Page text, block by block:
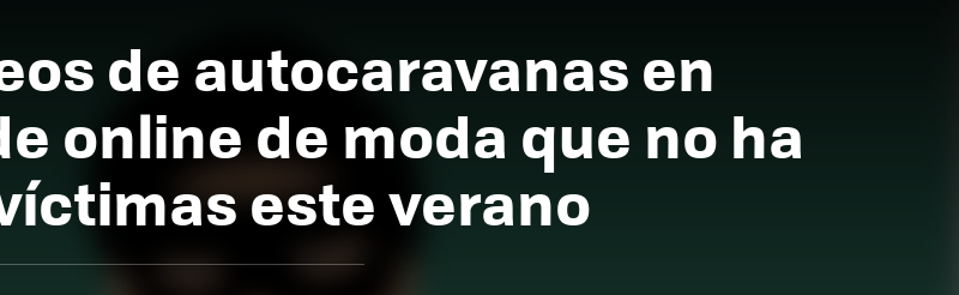
de autocaravanas en
online de moda que no ha
este verano